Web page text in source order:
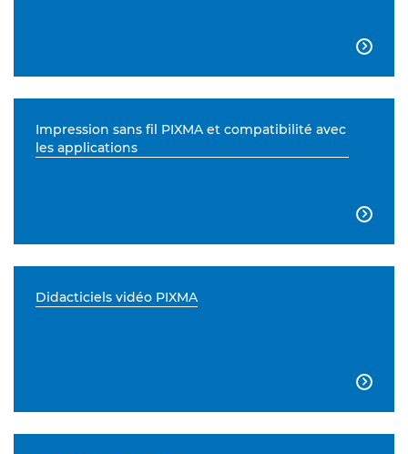

Impression sans fil PIXMA et compatibilité avec
les applications

Didacticiels vidéo PIXMA
